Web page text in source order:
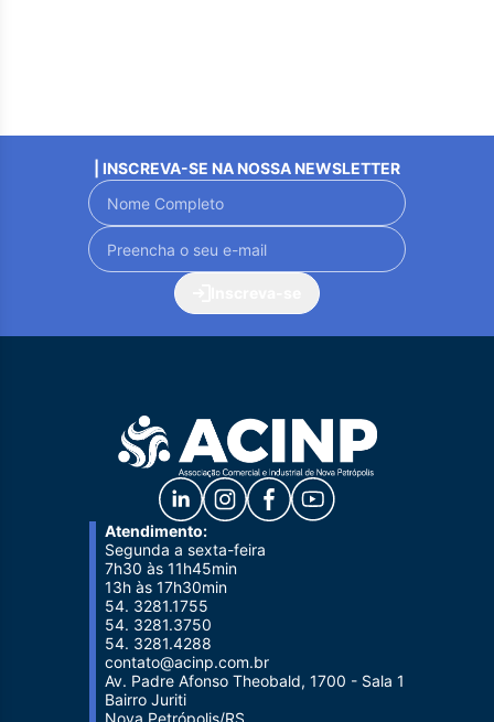
| INSCREVA-SE NA NOSSA NEWSLETTER
Atendimento:
Segunda a sexta-feira
7h30 às 11h45min
13h às 17h30min
54. 3281.1755
54. 3281.3750
54. 3281.4288
contato@acinp.com.br
Av. Padre Afonso Theobald, 1700 - Sala 1
Bairro Juriti
Nova Petrópolis/RS